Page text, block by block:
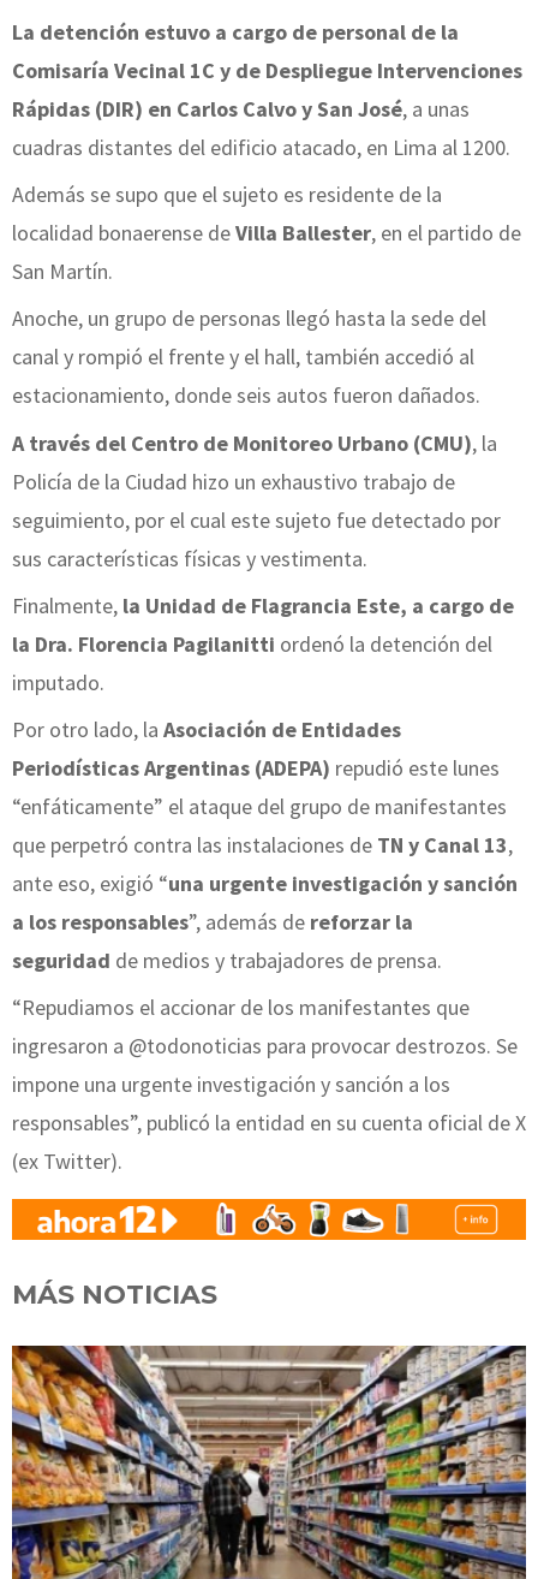
La detención estuvo a cargo de personal de la
Comisaría Vecinal 1C y de Despliegue Intervenciones
Rápidas (DIR) en Carlos Calvo y San José, a unas
cuadras distantes del edificio atacado, en Lima al 1200.
Además se supo que el sujeto es residente de la
localidad bonaerense deVilla Ballester, en el partido de
San Martín.
Anoche, un grupo de personas llegó hasta la sede del
canal y rompió el frente y el hall, también accedió al
estacionamiento, donde seis autos fueron dañados.
A través del Centro de Monitoreo Urbano (CMU), la
Policía de la Ciudad hizo un exhaustivo trabajo de
seguimiento, por el cual este sujeto fue detectado por
sus características físicas y vestimenta.
Finalmente, la Unidad de Flagrancia Este, a cargo de
la Dra. Florencia Pagilanitti ordenó la detención del
imputado.
Por otro lado, la Asociación de Entidades
Periodísticas Argentinas (ADEPA) repudió este lunes
“enfáticamente” el ataque del grupo de manifestantes
que perpetró contra las instalaciones de TN y Canal 13,
ante eso, exigió “una urgente investigación y sanción
a los responsables”, además de reforzar la
seguridad de medios y trabajadores de prensa.
“Repudiamos el accionar de los manifestantes que
ingresaron a @todonoticias para provocar destrozos. Se
impone una urgente investigación y sanción a los
responsables”, publicó la entidad en su cuenta oficial de X
(ex Twitter).
MÁS NOTICIAS